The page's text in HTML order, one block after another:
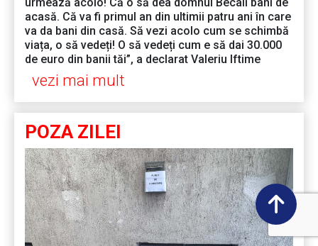
acasă. Că va fi primul an din ultimii patru ani în care
va da bani din casă. Să vezi acolo cum se schimbă
viața, o să vedeți! O să vedeți cum e să dai 30.000
de euro din banii tăi”, a declarat Valeriu Iftime
vezi mai mult
POZA ZILEI